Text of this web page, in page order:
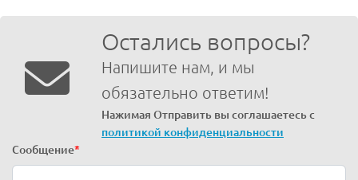
Остались вопросы?
Напишите нам, и мы
обязательно ответим!
Нажимая Отправить вы соглашаетесь с
политикой конфиденциальности
Сообщение*